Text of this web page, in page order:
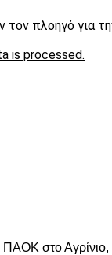
τον πλοηγό για
is processed.
στο Αγρίνιο,